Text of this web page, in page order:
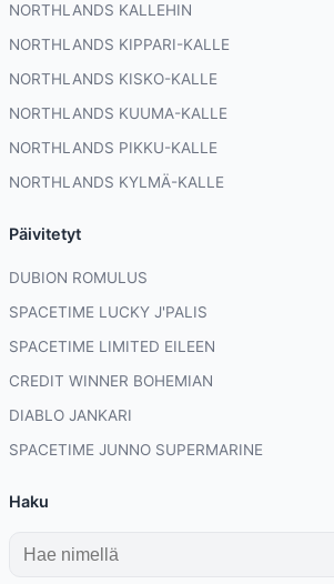
NORTHLANDS KALLEHIN
NORTHLANDS KIPPARI-KALLE
NORTHLANDS KISKO-KALLE
NORTHLANDS KUUMA-KALLE
NORTHLANDS PIKKU-KALLE
NORTHLANDS KYLMÄ-KALLE
Päivitetyt
DUBION ROMULUS
SPACETIME LUCKY J'PALIS
SPACETIME LIMITED EILEEN
CREDIT WINNER BOHEMIAN
DIABLO JANKARI
SPACETIME JUNNO SUPERMARINE
Haku